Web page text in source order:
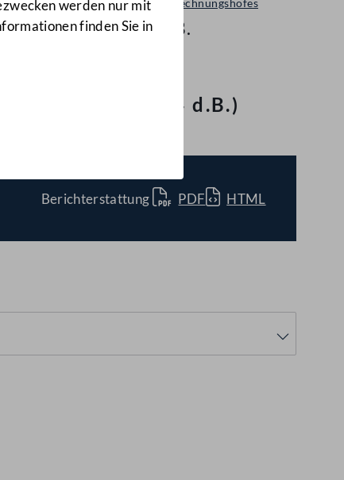
werden nur mit
finden Sie in
Bericht des Rechnungshofes
III-94 d.B.
(III-94 d.B.)
Berichterstattung PDF HTML